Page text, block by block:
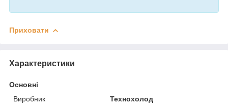
Приховати
Характеристики
Основні
Виробник
Технохолод